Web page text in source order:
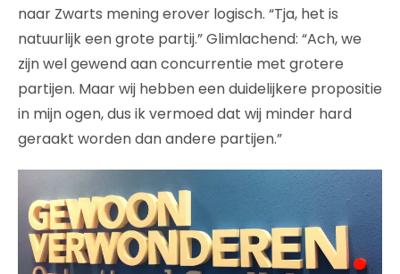
naar Zwarts mening erover logisch. “Tja, het is
natuurlijk een grote partij.” Glimlachend: “Ach, we
zijn wel gewend aan concurrentie met grotere
partijen. Maar wij hebben een duidelijkere propositie
in mijn ogen, dus ik vermoed dat wij minder hard
geraakt worden dan andere partijen.”